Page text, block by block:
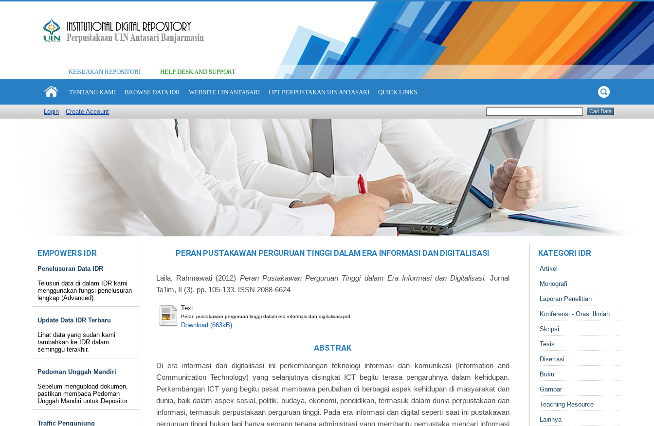
KEBIJAKAN REPOSITORI HELP DESK AND SUPPORT
TENTANG KAMI BROWSE DATA IDR WEBSITE UIN ANTASARI UPT PERPUSTAKAN UIN ANTASARI QUICK LINKS
Login Create Account
EMPOWERS IDR
Penelusuran Data IDR
Telusuri data di dalam IDR kami
menggunakan fungsi penelusuran
lengkap (Advanced).
Update Data IDR Terbaru
Lihat data yang sudah kami
tambahkan ke IDR dalam
seminggu terakhir.
Pedoman Unggah Mandiri
Sebelum mengupload dokumen,
pastikan membaca Pedoman
Unggah Mandiri untuk Depositor.
Traffic Pengunjung
PERAN PUSTAKAWAN PERGURUAN TINGGI DALAM ERA INFORMASI DAN DIGITALISASI
Laila, Rahmawati (2012) Peran Pustakawan Perguruan Tinggi dalam Era Informasi dan Digitalisasi. Jurnal
Ta'lim, II (3). pp. 105-133. ISSN 2088-6624
Text
Peran pustakawan perguruan tinggi dalam era informasi dan digitalisasi.pdf
Download (663kB)
ABSTRAK
Di era informasi dan digitalisasi ini perkembangan teknologi informasi dan komunikasi (Information and
Communication Technology) yang selanjutnya disingkat ICT begitu terasa pengaruhnya dalam kehidupan.
Perkembangan ICT yang begitu pesat membawa perubahan di berbagai aspek kehidupan di masyarakat dan
dunia, baik dalam aspek sosial, politik, budaya, ekonomi, pendidikan, termasuk dalam dunia perpustakaan dan
informasi, termasuk perpustakaan perguruan tinggi. Pada era informasi dan digital seperti saat ini pustakawan
perguruan tinggi bukan lagi hanya seorang tenaga administrasi yang membantu pemustaka mencari informasi
KATEGORI IDR
Artikel
Monografi
Laporan Penelitian
Konferensi - Orasi Ilmiah
Skripsi
Tesis
Disertasi
Buku
Gambar
Teaching Resource
Lainnya